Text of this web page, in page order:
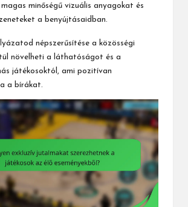
minőségű vizuális anyagokat és
a benyújtásaidban.
népszerűsítése a közösségi
növelheti a láthatóságot és a
játékosoktól, ami pozitívan
a bírákat.